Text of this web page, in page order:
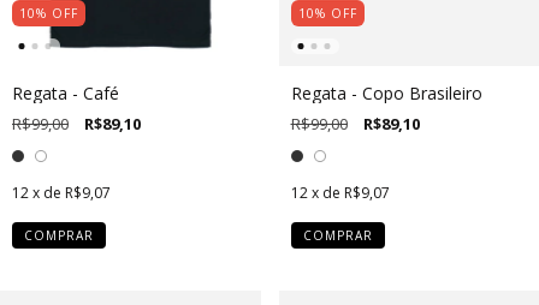
10% OFF
Regata - Café
R$99,00 R$89,10
12x de R$9,07
COMPRAR
10% OFF
Regata - Copo Brasileiro
R$99,00 R$89,10
12 x de R$9,07
COMPRAR